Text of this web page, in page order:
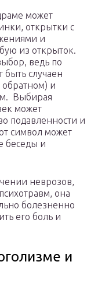
может
открытки с
и
из открыток.
ведь по
случаен
обратном) и
Выбирая
может
подавленности и
символ может
беседы и
неврозов,
она
болезненно
его боль и
и